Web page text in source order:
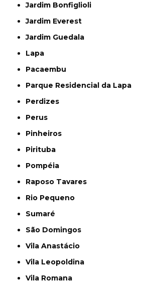
Jardim Bonfiglioli
Jardim Everest
Jardim Guedala
Lapa
Pacaembu
Parque Residencial da Lapa
Perdizes
Perus
Pinheiros
Pirituba
Pompéia
Raposo Tavares
Rio Pequeno
Sumaré
São Domingos
Vila Anastácio
Vila Leopoldina
Vila Romana